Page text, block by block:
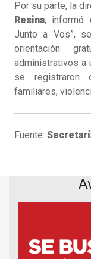
Por su parte, la
Resina, informó
Junto a Vos”,
orientación
administrativos a
se registraron
familiares,
Fuente: